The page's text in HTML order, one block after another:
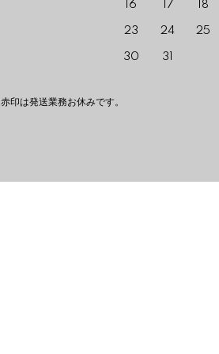
16 17 18
23 24 25
30 31
赤印は発送業務お休みで